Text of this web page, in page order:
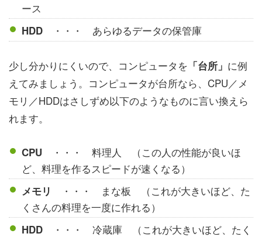
ース
HDD ・・・ あらゆるデータの保管庫
少し分かりにくいので、コンピュータを 「台所」 に例
えてみましょう。コンピュータが台所なら、CPU／メ
モリ／HDDはさしずめ以下のようなものに言い換えら
れます。
CPU ・・・ 料理人 （この人の性能が良いほ
ど、料理を作るスピードが速くなる）
メモリ
・・・ まな板 （これが大きいほど、た
くさんの料理を一度に作れる）
HDD ・・・ 冷蔵庫 （これが大きいほど、たく